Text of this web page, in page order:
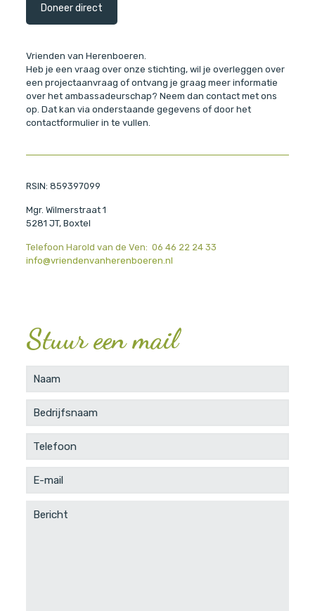
Doneer direct
Vrienden van Herenboeren.
Heb je een vraag over onze stichting, wil je overleggen over
een projectaanvraag of ontvang je graag meer informatie
over het ambassadeurschap? Neem dan contact met ons
op. Dat kan via onderstaande gegevens of door het
contactformulier in te vullen.
RSIN: 859397099
Mgr. Wilmerstraat 1
5281 JT, Boxtel
Telefoon Harold van de Ven: 06 46 22 24 33
info@vriendenvanherenboeren.nl
Stuur een mail